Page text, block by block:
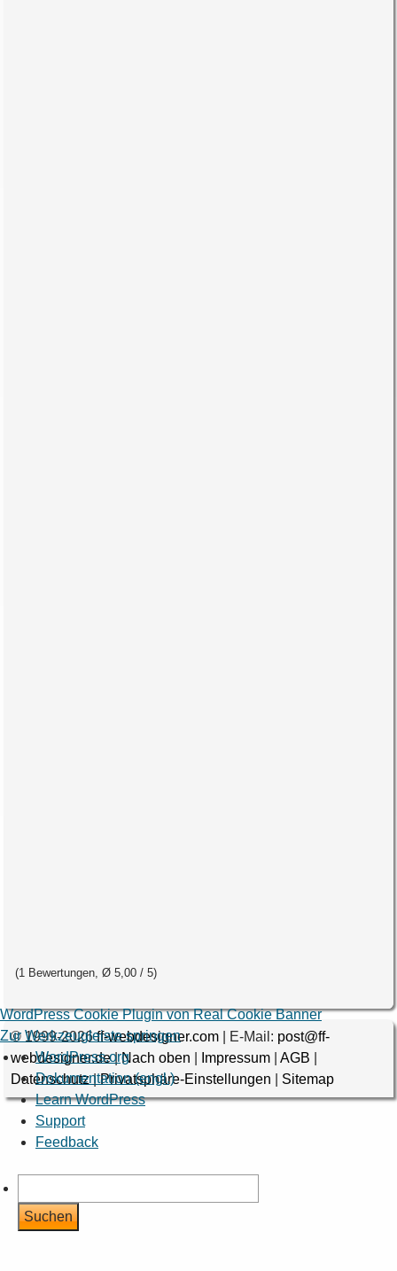
(1 Bewertungen, Ø5,00 / 5)
© 1999-2026ff-webdesigner.com | E-Mail: post@ff-
webdesigner.de|Nach oben Impressum |AGB
Datenschutz|Privatsphäre-Einstellungen Sitemap
WordPress Cookie Plugin von Real Cookie Banner
Zur Werkzeugleiste springen
Über
WordPress
WordPress.org
Dokumentation (engl.)
Learn WordPress
Support
Feedback